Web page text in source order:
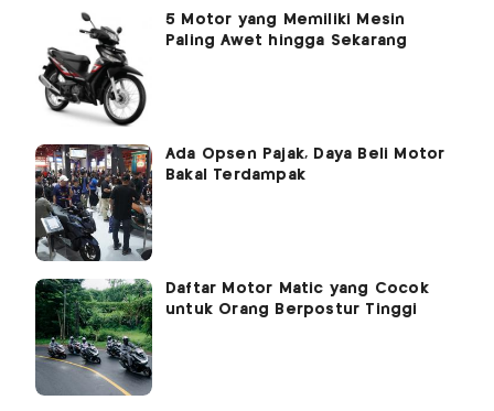
5 Motor yang Memiliki Mesin
Paling Awet hingga Sekarang
Ada Opsen Pajak, Daya Beli Motor
Bakal Terdampak
Daftar Motor Matic yang Cocok
untuk Orang Berpostur Tinggi